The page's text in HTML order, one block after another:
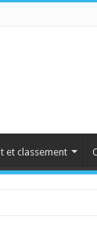
et classement